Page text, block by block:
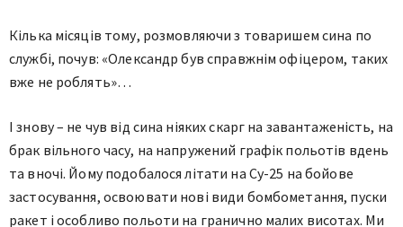
Кілька місяців тому, розмовляючи з товаришем сина по
службі, почув: «Олександр був справжнім офіцером, таких
вже не роблять»…
І знову – не чув від сина ніяких скарг на завантаженість, на
брак вільного часу, на напружений графік польотів вдень
та вночі. Йому подобалося літати на Су-25 на бойове
застосування, освоювати нові види бомбометання, пуски
ракет і особливо польоти на гранично малих висотах. Ми